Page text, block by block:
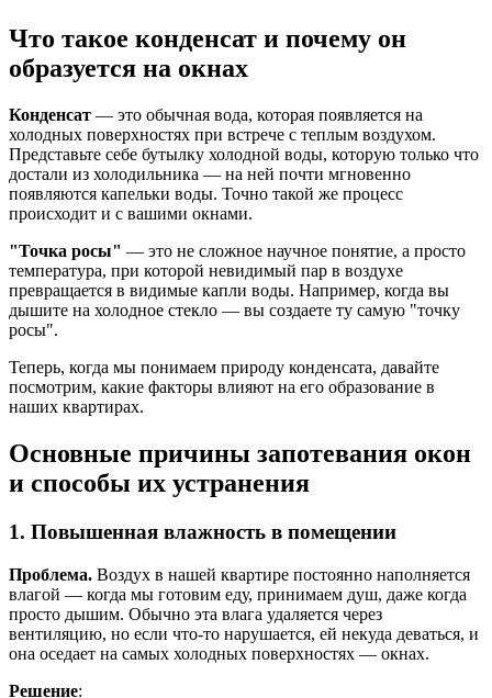
Что такое конденсат и почему он
образуется на окнах
Конденсат — это обычная вода, которая появляется на
холодных поверхностях при встрече с теплым воздухом.
Представьте себе бутылку холодной воды, которую только что
достали из холодильника — на ней почти мгновенно
появляются капельки воды. Точно такой же процесс
происходит и с вашими окнами.
"Точка росы" — это не сложное научное понятие, а просто
температура, при которой невидимый пар в воздухе
превращается в видимые капли воды. Например, когда вы
дышите на холодное стекло — вы создаете ту самую "точку
росы".
Теперь, когда мы понимаем природу конденсата, давайте
посмотрим, какие факторы влияют на его образование в
наших квартирах.
Основные причины запотевания окон
и способы их устранения
1. Повышенная влажность в помещении
Проблема. Воздух в нашей квартире постоянно наполняется
влагой — когда мы готовим еду, принимаем душ, даже когда
просто дышим. Обычно эта влага удаляется через
вентиляцию, но если что-то нарушается, ей некуда деваться, и
она оседает на самых холодных поверхностях — окнах.
Решение: